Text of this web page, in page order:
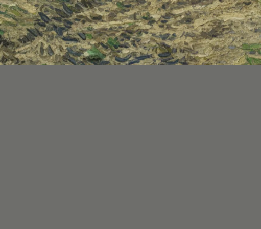
Productos vistos recientemente